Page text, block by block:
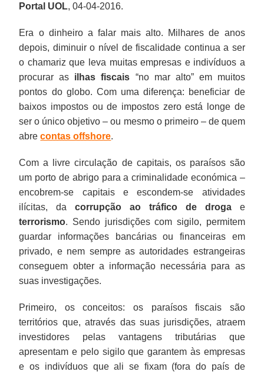
Portal UOL, 04-04-2016.
Era o dinheiro a falar mais alto. Milhares de anos
depois, diminuir o nível de fiscalidade continua a ser
o chamariz que leva muitas empresas e indivíduos a
procurar as ilhas fiscais “no mar alto” em muitos
pontos do globo. Com uma diferença: beneficiar de
baixos impostos ou de impostos zero está longe de
ser o único objetivo – ou mesmo o primeiro – de quem
abrecontas offshore.
Com a livre circulação de capitais, os paraísos são
um porto de abrigo para a criminalidade económica –
encobrem-se capitais e escondem-se atividades
ilícitas, da corrupção ao tráfico de drogae
terrorismo. Sendo jurisdições com sigilo, permitem
guardar informações bancárias ou financeiras em
privado, e nem sempre as autoridades estrangeiras
conseguem obter a informação necessária para as
suas investigações.
Primeiro, os conceitos: os paraísos fiscais são
territórios que, através das suas jurisdições, atraem
investidores pelas vantagens tributárias que
apresentam e pelo sigilo que garantem às empresas
e os indivíduos que ali se fixam (fora do país de